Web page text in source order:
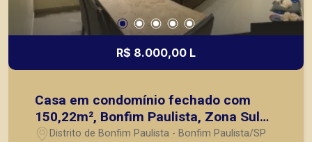
R$ 8.000,00 L
Casa em condomínio fechado com
150,22m², Bonfim Paulista, Zona Sul
de Ribeirão Preto/SP.
Distrito de Bonfim Paulista - Bonfim Paulista/SP